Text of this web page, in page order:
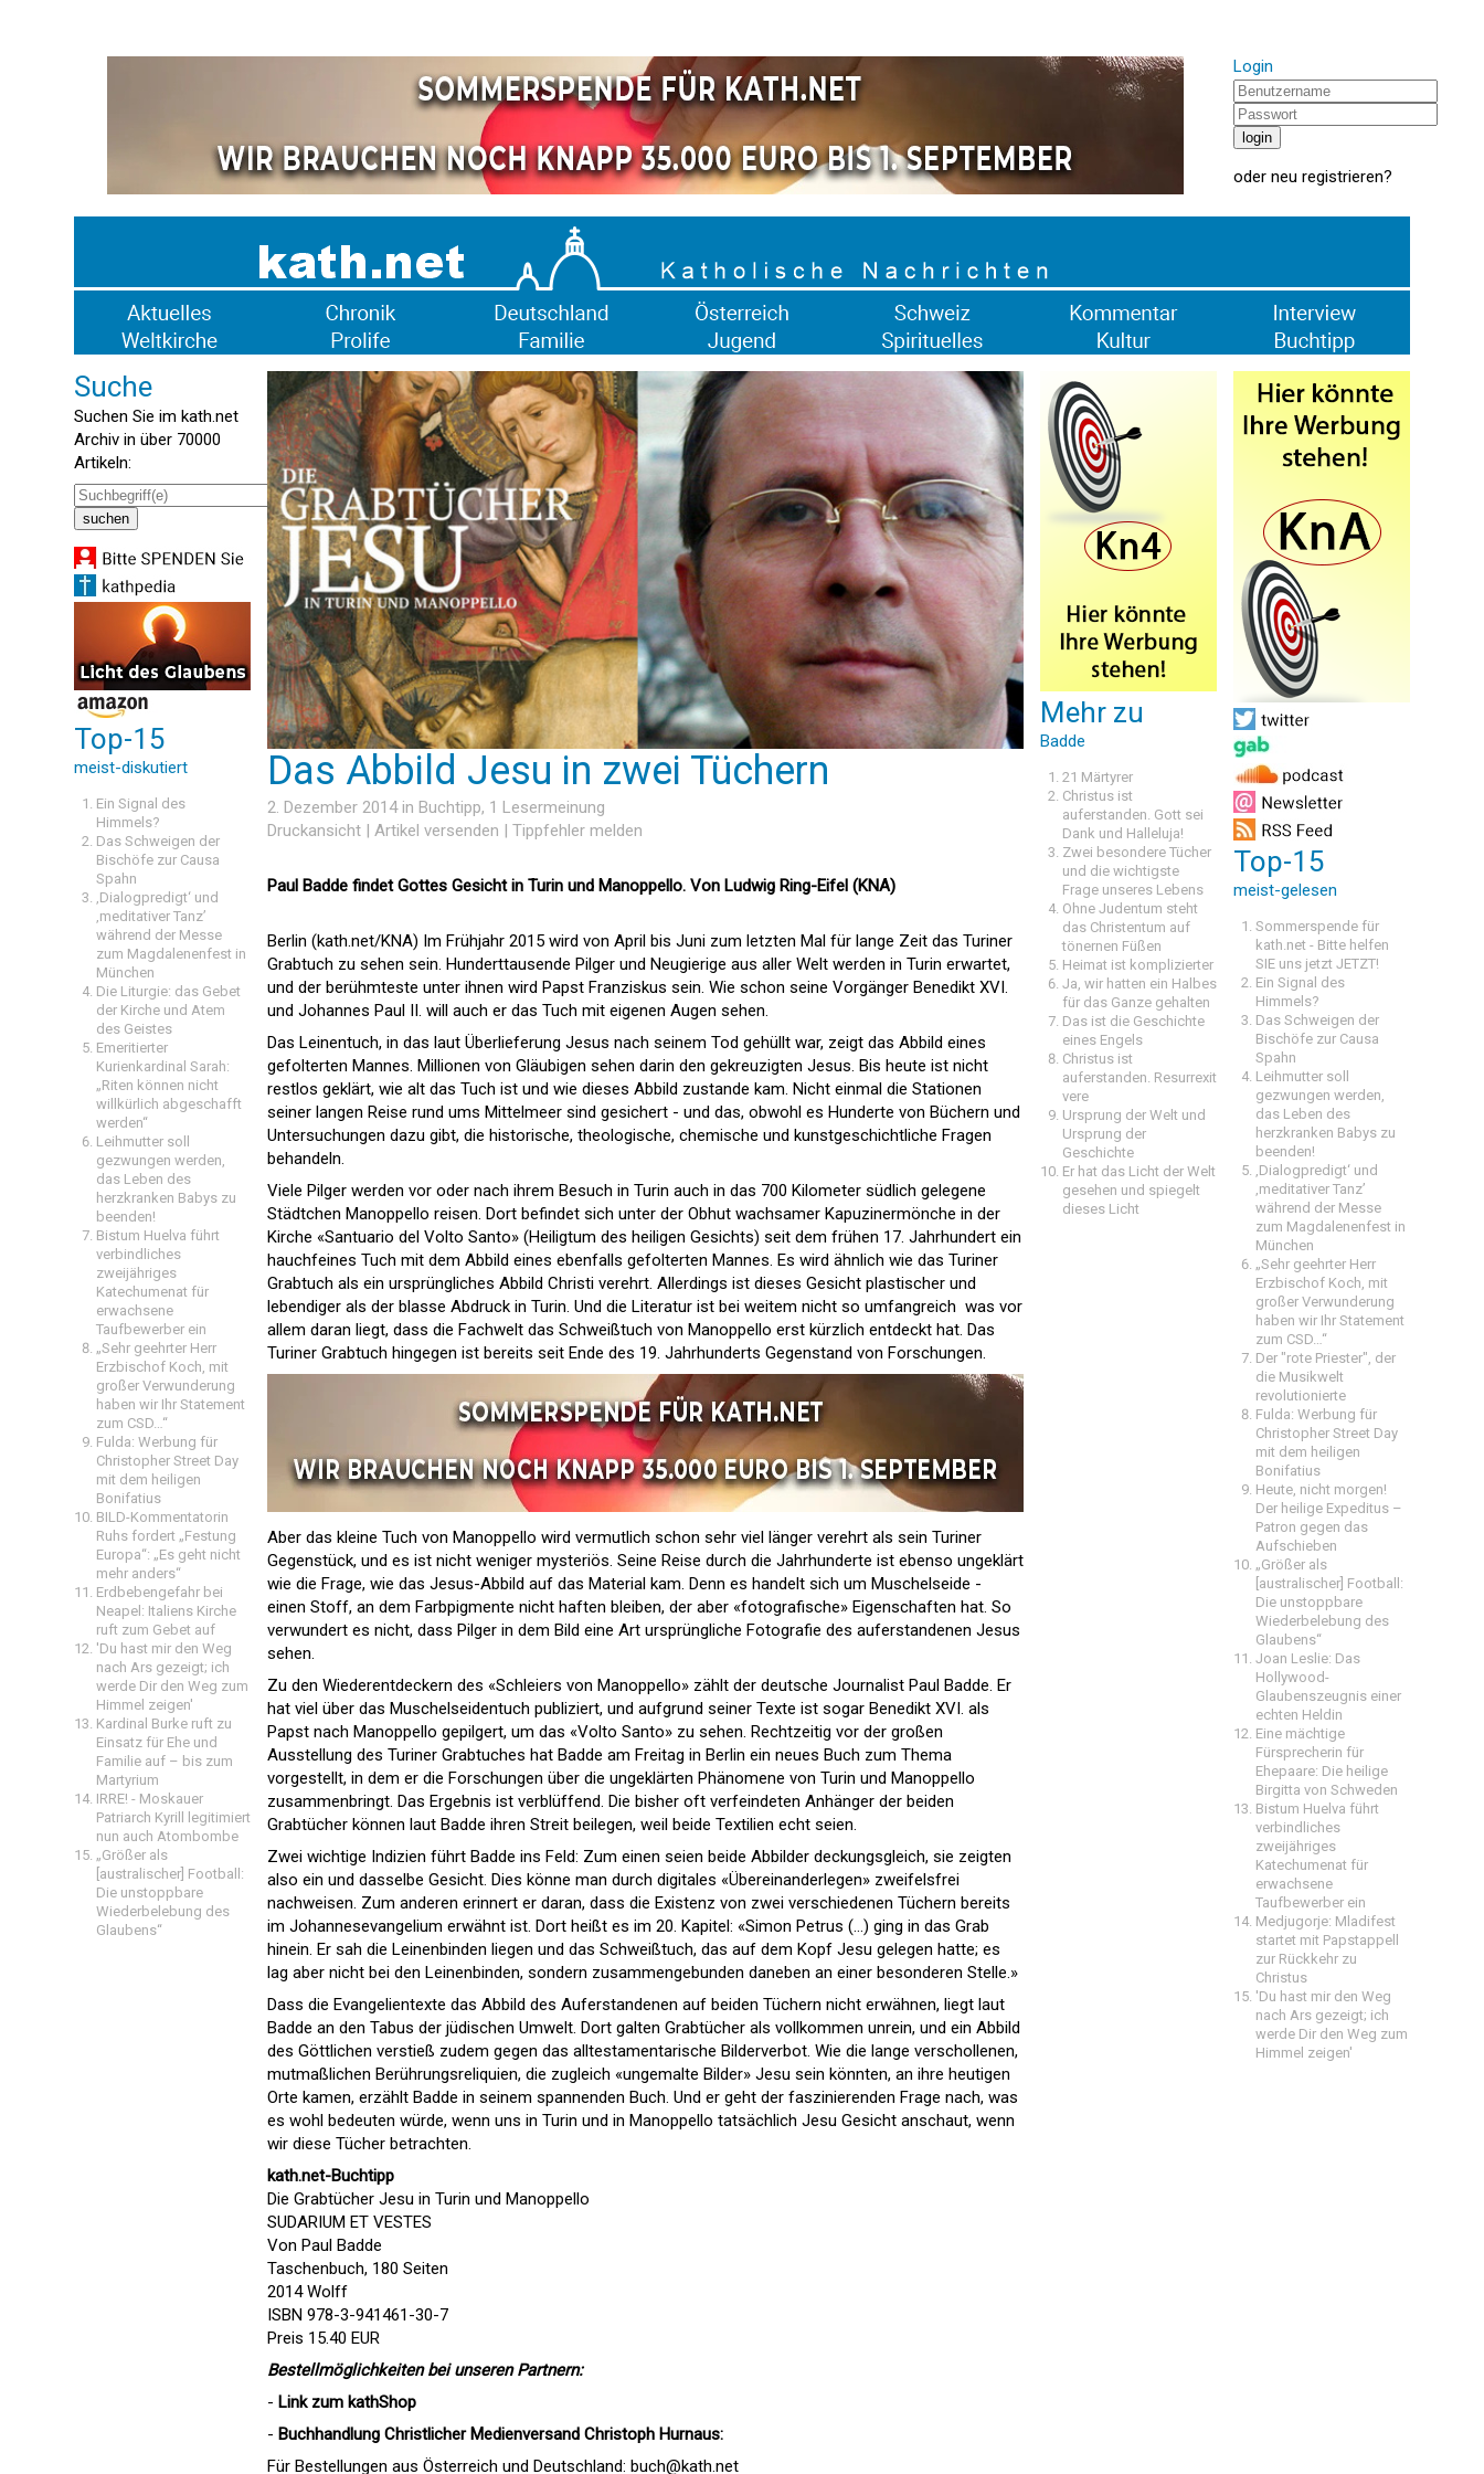
Login
oder neu registrieren?
Suche
Suchen Sie im kath.net
Archiv in über 70000
Artikeln:
Top-15
meist-diskutiert
Ein Signal des
Himmels?
Das Schweigen der
Bischöfe zur Causa
Spahn
‚Dialogpredigt‘ und
‚meditativer Tanz’
während der Messe
zum Magdalenenfest in
München
Die Liturgie: das Gebet
der Kirche und Atem
des Geistes
Emeritierter
Kurienkardinal Sarah:
„Riten können nicht
willkürlich abgeschafft
werden“
Leihmutter soll
gezwungen werden,
das Leben des
herzkranken Babys zu
beenden!
Bistum Huelva führt
verbindliches
zweijähriges
Katechumenat für
erwachsene
Taufbewerber ein
„Sehr geehrter Herr
Erzbischof Koch, mit
großer Verwunderung
haben wir Ihr Statement
zum CSD…“
Fulda: Werbung für
Christopher Street Day
mit dem heiligen
Bonifatius
BILD-Kommentatorin
Ruhs fordert „Festung
Europa“: „Es geht nicht
mehr anders“
Erdbebengefahr bei
Neapel: Italiens Kirche
ruft zum Gebet auf
'Du hast mir den Weg
nach Ars gezeigt; ich
werde Dir den Weg zum
Himmel zeigen'
Kardinal Burke ruft zu
Einsatz für Ehe und
Familie auf – bis zum
Martyrium
IRRE! - Moskauer
Patriarch Kyrill legitimiert
nun auch Atombombe
„Größer als
[australischer] Football:
Die unstoppbare
Wiederbelebung des
Glaubens“
Das Abbild Jesu in zwei Tüchern
2. Dezember 2014 in Buchtipp, 1 Lesermeinung
Druckansicht | Artikel versenden | Tippfehler melden
Paul Badde findet Gottes Gesicht in Turin und Manoppello. Von Ludwig Ring-Eifel (KNA)
Berlin (kath.net/KNA) Im Frühjahr 2015 wird von April bis Juni zum letzten Mal für lange Zeit das Turiner
Grabtuch zu sehen sein. Hunderttausende Pilger und Neugierige aus aller Welt werden in Turin erwartet,
und der berühmteste unter ihnen wird Papst Franziskus sein. Wie schon seine Vorgänger Benedikt XVI.
und Johannes Paul II. will auch er das Tuch mit eigenen Augen sehen.
Das Leinentuch, in das laut Überlieferung Jesus nach seinem Tod gehüllt war, zeigt das Abbild eines
gefolterten Mannes. Millionen von Gläubigen sehen darin den gekreuzigten Jesus. Bis heute ist nicht
restlos geklärt, wie alt das Tuch ist und wie dieses Abbild zustande kam. Nicht einmal die Stationen
seiner langen Reise rund ums Mittelmeer sind gesichert - und das, obwohl es Hunderte von Büchern und
Untersuchungen dazu gibt, die historische, theologische, chemische und kunstgeschichtliche Fragen
behandeln.
Viele Pilger werden vor oder nach ihrem Besuch in Turin auch in das 700 Kilometer südlich gelegene
Städtchen Manoppello reisen. Dort befindet sich unter der Obhut wachsamer Kapuzinermönche in der
Kirche «Santuario del Volto Santo» (Heiligtum des heiligen Gesichts) seit dem frühen 17. Jahrhundert ein
hauchfeines Tuch mit dem Abbild eines ebenfalls gefolterten Mannes. Es wird ähnlich wie das Turiner
Grabtuch als ein ursprüngliches Abbild Christi verehrt. Allerdings ist dieses Gesicht plastischer und
lebendiger als der blasse Abdruck in Turin. Und die Literatur ist bei weitem nicht so umfangreich  was vor
allem daran liegt, dass die Fachwelt das Schweißtuch von Manoppello erst kürzlich entdeckt hat. Das
Turiner Grabtuch hingegen ist bereits seit Ende des 19. Jahrhunderts Gegenstand von Forschungen.
Aber das kleine Tuch von Manoppello wird vermutlich schon sehr viel länger verehrt als sein Turiner
Gegenstück, und es ist nicht weniger mysteriös. Seine Reise durch die Jahrhunderte ist ebenso ungeklärt
wie die Frage, wie das Jesus-Abbild auf das Material kam. Denn es handelt sich um Muschelseide -
einen Stoff, an dem Farbpigmente nicht haften bleiben, der aber «fotografische» Eigenschaften hat. So
verwundert es nicht, dass Pilger in dem Bild eine Art ursprüngliche Fotografie des auferstandenen Jesus
sehen.
Zu den Wiederentdeckern des «Schleiers von Manoppello» zählt der deutsche Journalist Paul Badde. Er
hat viel über das Muschelseidentuch publiziert, und aufgrund seiner Texte ist sogar Benedikt XVI. als
Papst nach Manoppello gepilgert, um das «Volto Santo» zu sehen. Rechtzeitig vor der großen
Ausstellung des Turiner Grabtuches hat Badde am Freitag in Berlin ein neues Buch zum Thema
vorgestellt, in dem er die Forschungen über die ungeklärten Phänomene von Turin und Manoppello
zusammenbringt. Das Ergebnis ist verblüffend. Die bisher oft verfeindeten Anhänger der beiden
Grabtücher können laut Badde ihren Streit beilegen, weil beide Textilien echt seien.
Zwei wichtige Indizien führt Badde ins Feld: Zum einen seien beide Abbilder deckungsgleich, sie zeigten
also ein und dasselbe Gesicht. Dies könne man durch digitales «Übereinanderlegen» zweifelsfrei
nachweisen. Zum anderen erinnert er daran, dass die Existenz von zwei verschiedenen Tüchern bereits
im Johannesevangelium erwähnt ist. Dort heißt es im 20. Kapitel: «Simon Petrus (...) ging in das Grab
hinein. Er sah die Leinenbinden liegen und das Schweißtuch, das auf dem Kopf Jesu gelegen hatte; es
lag aber nicht bei den Leinenbinden, sondern zusammengebunden daneben an einer besonderen Stelle.»
Dass die Evangelientexte das Abbild des Auferstandenen auf beiden Tüchern nicht erwähnen, liegt laut
Badde an den Tabus der jüdischen Umwelt. Dort galten Grabtücher als vollkommen unrein, und ein Abbild
des Göttlichen verstieß zudem gegen das alltestamentarische Bilderverbot. Wie die lange verschollenen,
mutmaßlichen Berührungsreliquien, die zugleich «ungemalte Bilder» Jesu sein könnten, an ihre heutigen
Orte kamen, erzählt Badde in seinem spannenden Buch. Und er geht der faszinierenden Frage nach, was
es wohl bedeuten würde, wenn uns in Turin und in Manoppello tatsächlich Jesu Gesicht anschaut, wenn
wir diese Tücher betrachten.
kath.net-Buchtipp
Die Grabtücher Jesu in Turin und Manoppello
SUDARIUM ET VESTES
Von Paul Badde
Taschenbuch, 180 Seiten
2014 Wolff
ISBN 978-3-941461-30-7
Preis 15.40 EUR
Bestellmöglichkeiten bei unseren Partnern:
- Link zum kathShop
- Buchhandlung Christlicher Medienversand Christoph Hurnaus:
Für Bestellungen aus Österreich und Deutschland: buch@kath.net
Mehr zu
Badde
21 Märtyrer
Christus ist
auferstanden. Gott sei
Dank und Halleluja!
Zwei besondere Tücher
und die wichtigste
Frage unseres Lebens
Ohne Judentum steht
das Christentum auf
tönernen Füßen
Heimat ist komplizierter
Ja, wir hatten ein Halbes
für das Ganze gehalten
Das ist die Geschichte
eines Engels
Christus ist
auferstanden. Resurrexit
vere
Ursprung der Welt und
Ursprung der
Geschichte
Er hat das Licht der Welt
gesehen und spiegelt
dieses Licht
Top-15
meist-gelesen
Sommerspende für
kath.net - Bitte helfen
SIE uns jetzt JETZT!
Ein Signal des
Himmels?
Das Schweigen der
Bischöfe zur Causa
Spahn
Leihmutter soll
gezwungen werden,
das Leben des
herzkranken Babys zu
beenden!
‚Dialogpredigt‘ und
‚meditativer Tanz’
während der Messe
zum Magdalenenfest in
München
„Sehr geehrter Herr
Erzbischof Koch, mit
großer Verwunderung
haben wir Ihr Statement
zum CSD…“
Der "rote Priester", der
die Musikwelt
revolutionierte
Fulda: Werbung für
Christopher Street Day
mit dem heiligen
Bonifatius
Heute, nicht morgen!
Der heilige Expeditus –
Patron gegen das
Aufschieben
„Größer als
[australischer] Football:
Die unstoppbare
Wiederbelebung des
Glaubens“
Joan Leslie: Das
Hollywood-
Glaubenszeugnis einer
echten Heldin
Eine mächtige
Fürsprecherin für
Ehepaare: Die heilige
Birgitta von Schweden
Bistum Huelva führt
verbindliches
zweijähriges
Katechumenat für
erwachsene
Taufbewerber ein
Medjugorje: Mladifest
startet mit Papstappell
zur Rückkehr zu
Christus
'Du hast mir den Weg
nach Ars gezeigt; ich
werde Dir den Weg zum
Himmel zeigen'